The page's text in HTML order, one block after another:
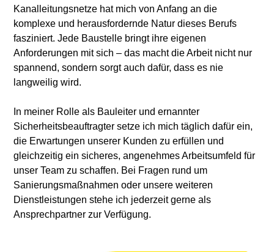
Kanalleitungsnetze hat mich von Anfang an die
komplexe und herausfordernde Natur dieses Berufs
fasziniert. Jede Baustelle bringt ihre eigenen
Anforderungen mit sich – das macht die Arbeit nicht nur
spannend, sondern sorgt auch dafür, dass es nie
langweilig wird.
In meiner Rolle als Bauleiter und ernannter
Sicherheitsbeauftragter setze ich mich täglich dafür ein,
die Erwartungen unserer Kunden zu erfüllen und
gleichzeitig ein sicheres, angenehmes Arbeitsumfeld für
unser Team zu schaffen. Bei Fragen rund um
Sanierungsmaßnahmen oder unsere weiteren
Dienstleistungen stehe ich jederzeit gerne als
Ansprechpartner zur Verfügung.